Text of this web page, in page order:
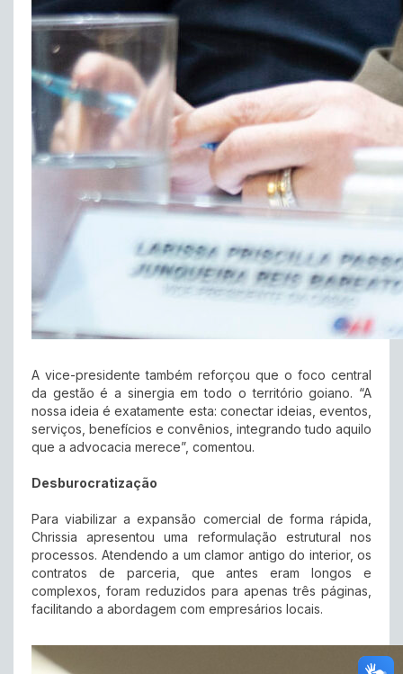
A vice-presidente também reforçou que o foco central
da gestão é a sinergia em todo o território goiano. “A
nossa ideia é exatamente esta: conectar ideias, eventos,
serviços, benefícios e convênios, integrando tudo aquilo
que a advocacia merece”, comentou.
Desburocratização
Para viabilizar a expansão comercial de forma rápida,
Chrissia apresentou uma reformulação estrutural nos
processos. Atendendo a um clamor antigo do interior, os
contratos de parceria, que antes eram longos e
complexos, foram reduzidos para apenas três páginas,
facilitando a abordagem com empresários locais.